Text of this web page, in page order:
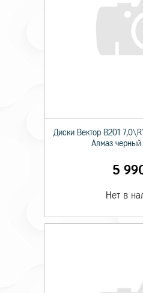
Диски Вектор В201
Алмаз черный
5
Нет в